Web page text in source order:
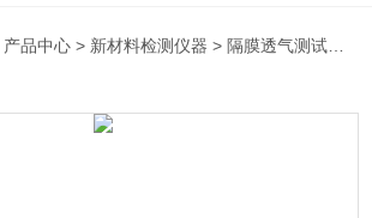
产品中心 > 新材料检测仪器 > 隔膜透气测试仪